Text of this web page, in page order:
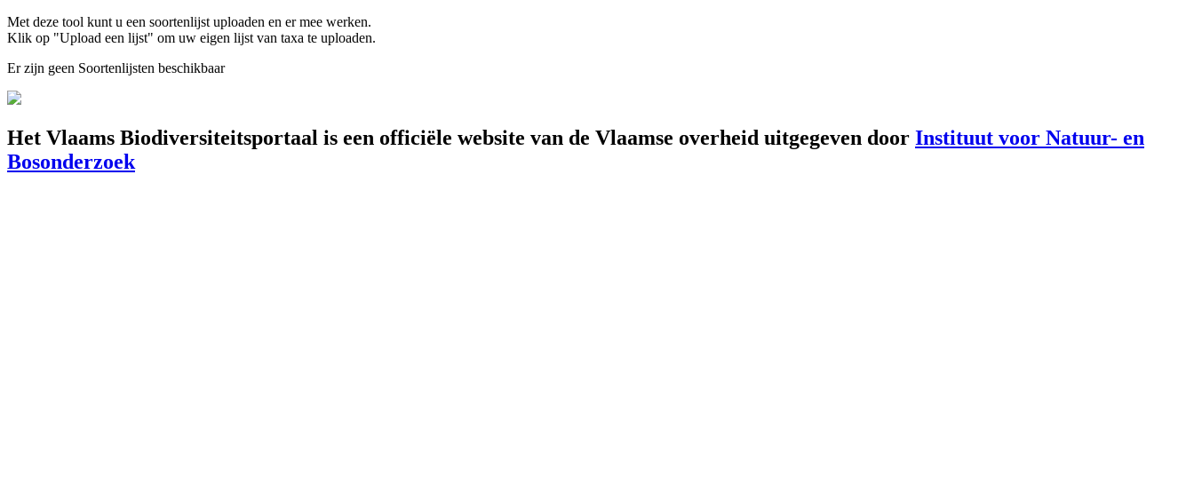
Met deze tool kunt u een soortenlijst uploaden en er mee werken.
Klik op "Upload een lijst" om uw eigen lijst van taxa te uploaden.
Er zijn geen Soortenlijsten beschikbaar
Het Vlaams Biodiversiteitsportaal is een officiële website van de Vlaamse overheid uitgegeven door Instituut voor Natuur- en
Bosonderzoek